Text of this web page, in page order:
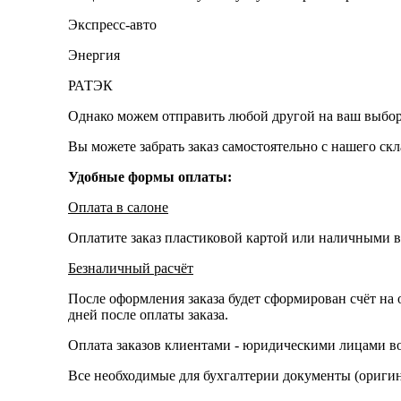
Экспресс-авто
Энергия
РАТЭК
Однако можем отправить любой другой на ваш
Вы можете забрать заказ самостоятельно с нашего
Удобные формы оплаты:
Оплата в салоне
Оплатите заказ пластиковой картой или наличными
Безналичный расчёт
После оформления заказа будет сформирован счёт
дней после оплаты заказа.
Оплата заказов клиентами - юридическими лицами
Все необходимые для бухгалтерии документы